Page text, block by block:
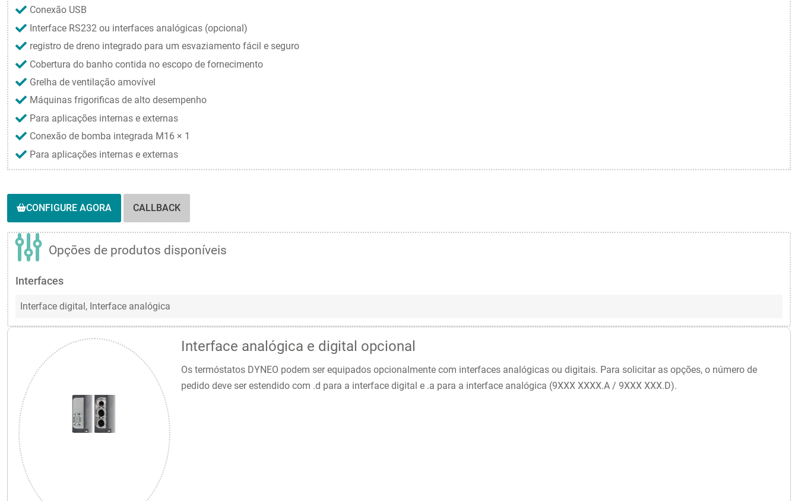
Interface analógica e digital opcional
Os termóstatos DYNEO podem ser equipados opcionalmente com interfaces analógicas ou digitais. Para solicitar as opções, o número de
pedido deve ser estendido com .d para a interface digital e .a para a interface analógica (9XXX XXXX.A / 9XXX XXX.D).
Conexão USB
Interface RS232 ou interfaces analógicas (opcional)
registro de dreno integrado para um esvaziamento fácil e seguro
Cobertura do banho contida no escopo de fornecimento
Grelha de ventilação amovível
Máquinas frigorificas de alto desempenho
Para aplicações internas e externas
Conexão de bomba integrada M16 × 1
Para aplicações internas e externas
CONFIGURE AGORA CALLBACK
Opções de produtos disponíveis
Interfaces
Interface digital, Interface analógica